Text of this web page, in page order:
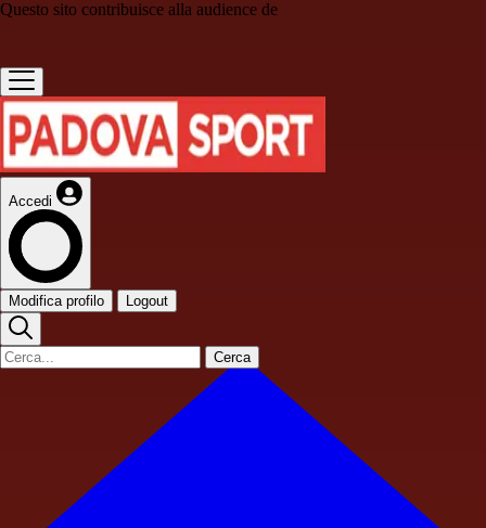
Questo sito contribuisce alla audience de
Accedi
Modifica profilo Logout
Cerca